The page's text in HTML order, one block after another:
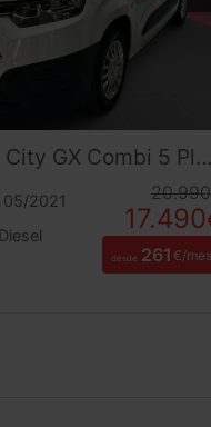
City GX Combi 5 Plazas 102CV | Desde 260€/mes
05/2021
Diesel
20.990
17.490
desde 261 €/mes